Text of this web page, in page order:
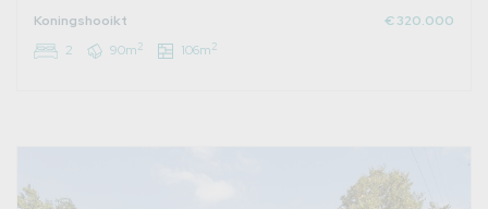
Koningshooikt
€ 320.000
2
90m2 106m2